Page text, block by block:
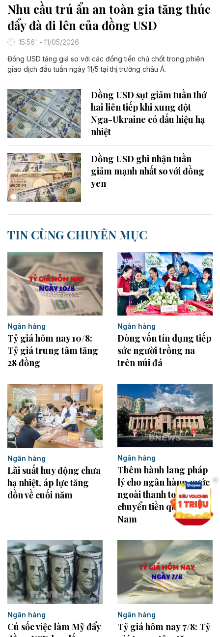
Nhu cầu trú ẩn an toàn gia tăng thúc
đẩy đà đi lên của đồng USD
15:56' - 11/05/2026
Đồng USD tăng giá so với các đồng tiền chủ chốt trong phiên
giao dịch đầu tuần ngày 11/5 tại thị trường châu Á.
Đồng USD sụt giảm tuần thứ
hai liên tiếp khi xung đột
Nga-Ukraine có dấu hiệu hạ
nhiệt
Đồng USD ghi nhận tuần
giảm mạnh nhất so với đồng
yen
TIN CÙNG CHUYÊN MỤC
Ngân hàng
Tỷ giá hôm nay 10/8:
Tỷ giá trung tâm tăng
28 đồng
Ngân hàng
Dòng vốn tín dụng tiếp
sức người trồng na
trên núi đá
Ngân hàng
Lãi suất huy động chưa
hạ nhiệt, áp lực tăng
dồn về cuối năm
Ngân hàng
Thêm hành lang pháp
lý cho ngân hàng nước
ngoài thanh toán,
chuyển tiền qua Việt
Nam
Ngân hàng
Cú sốc việc làm Mỹ đẩy
Ngân hàng
Tỷ giá hôm nay 7/8: Tỷ